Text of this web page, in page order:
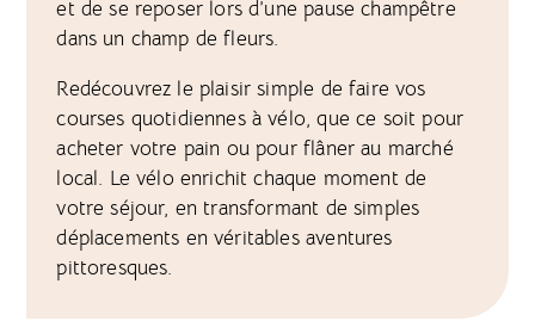
et de se reposer lors d’une pause champêtre
dans un champ de fleurs.
Redécouvrez le plaisir simple de faire vos
courses quotidiennes à vélo, que ce soit pour
acheter votre pain ou pour flâner au marché
local. Le vélo enrichit chaque moment de
votre séjour, en transformant de simples
déplacements en véritables aventures
pittoresques.